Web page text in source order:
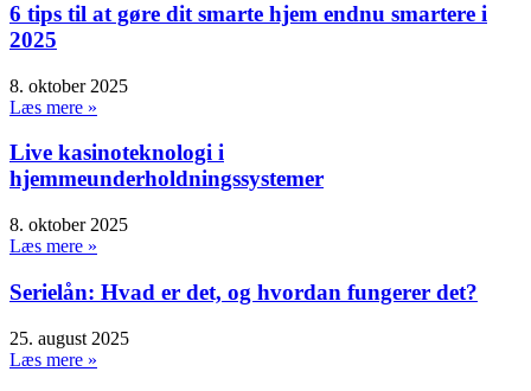
6 tips til at gøre dit smarte hjem endnu smartere i
2025
8. oktober 2025
Læs mere »
Live kasinoteknologi i
hjemmeunderholdningssystemer
8. oktober 2025
Læs mere »
Serielån: Hvad er det, og hvordan fungerer det?
25. august 2025
Læs mere »